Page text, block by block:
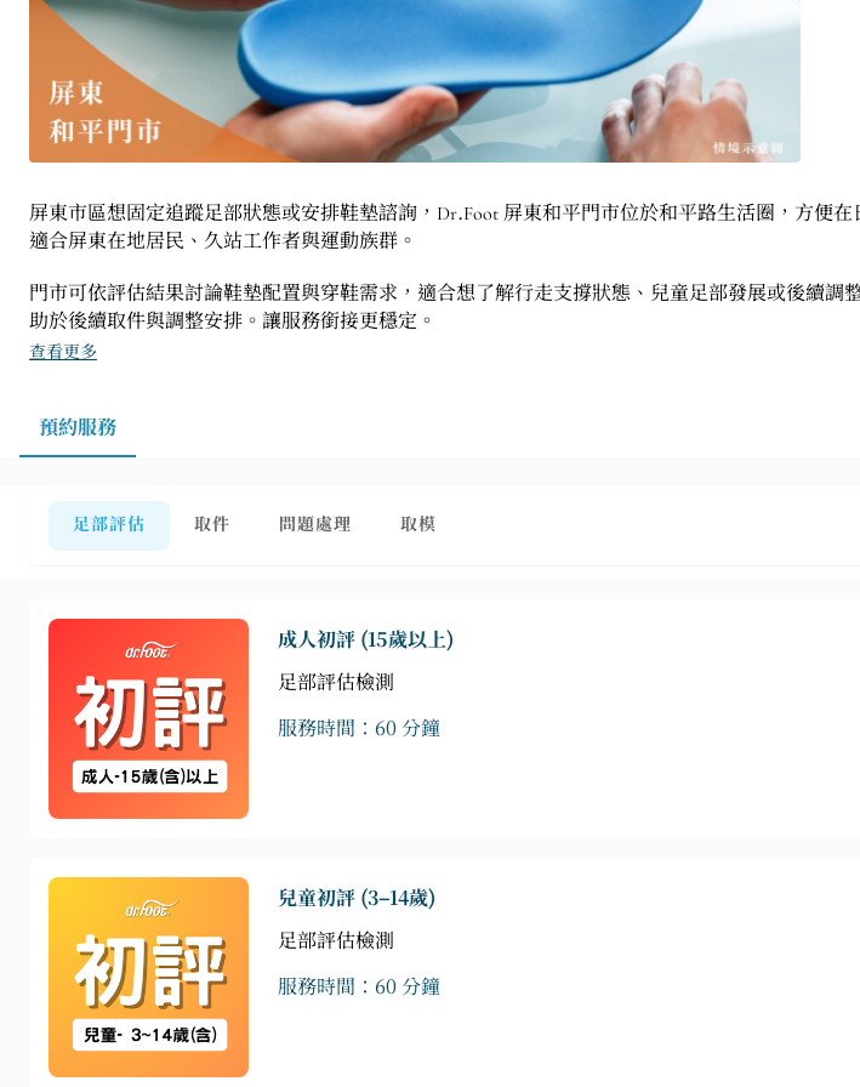
屏東市區想固定追蹤足部狀態或安排鞋墊諮詢，Dr.Foot 屏東和平門市位於和平路生活圈，方便
適合屏東在地居民、久站工作者與運動族群。
門市可依評估結果討論鞋墊配置與穿鞋需求，適合想了解行走支撐狀態、兒童足部發展或後續
助於後續取件與調整安排。讓服務銜接更穩定。
查看更多
預約服務
足部評估 取件 問題處理 取模
成人初評 (15歲以上)
足部評估檢測
服務時間：60 分鐘
兒童初評 (3–14歲)
足部評估檢測
服務時間：60 分鐘